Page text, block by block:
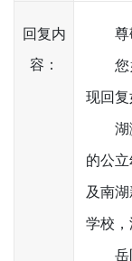
回复内
容：
尊敬
您好
现回复
湖滨
的公
及南
学校，
岳阳